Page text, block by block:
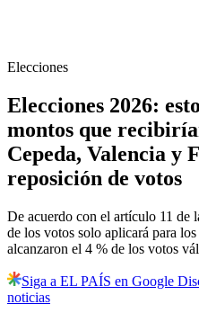
Elecciones
Elecciones 2026:
montos que
Cepeda, Valencia y
reposición de votos
De acuerdo con el artículo 11 de
de los votos solo aplicará para
alcanzaron el 4 % de los votos
Siga a EL PAÍS en Google
noticias